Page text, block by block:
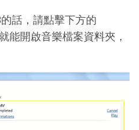
話，請點擊下方的
能開啟音樂檔案資料夾，